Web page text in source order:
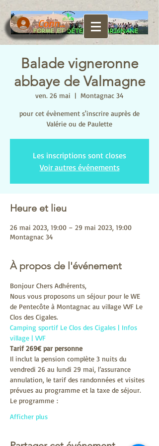
Connexion
Balade vigneronne
abbaye de Valmagne
ven. 26 mai
  |
Montagnac 34
pour cet évènement s'inscrire auprès de
Valérie ou de Paulette
Les inscriptions sont closes
Voir autres événements
Heure et lieu
26 mai 2023, 19:00 – 29 mai 2023, 19:00
Montagnac 34
À propos de l'événement
Bonjour Chers Adhérents,
Nous vous proposons un séjour pour le WE
de Pentecôte à Montagnac au village VVF Le
Clos des Cigales.
Camping sportif Le Clos des Cigales | Infos
village | VVF
Tarif 269€ par personne
Il inclut la pension complète 3 nuits du
vendredi 26 au lundi 29 mai, l’assurance
annulation, le tarif des randonnées et visites
prévues au programme et la taxe de séjour.
Le programme :
Afficher plus